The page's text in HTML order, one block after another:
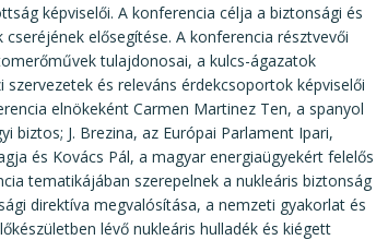
képviselői. A konferencia célja a biztonsági és
elősegítése. A konferencia résztvevői
tulajdonosai, a kulcs-ágazatok
és releváns érdekcsoportok képviselői
elnökeként Carmen Martinez Ten, a spanyol
biztos; J. Brezina, az Európai Parlament Ipari,
és Kovács Pál, a magyar energiaügyekért felelős
tematikájában szerepelnek a nukleáris biztonság
direktíva megvalósítása, a nemzeti gyakorlat és
lévő nukleáris hulladék és kiégett